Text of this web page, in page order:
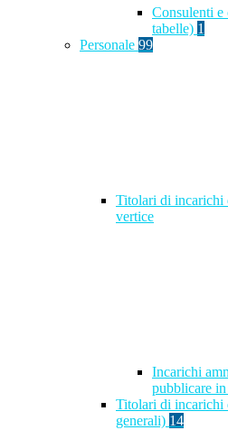
Consulenti e
tabelle) 1
Personale 99
Titolari di incarichi
vertice
Incarichi
pubblicare
Titolari di incarichi
generali) 14